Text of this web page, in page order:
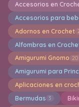
Accesorios en
Accesorios para
Adornos en Crochet
Alfombras en
Amigurumi Gnomo 20
Amigurumi para
Aplicaciones en
Bermudas 3